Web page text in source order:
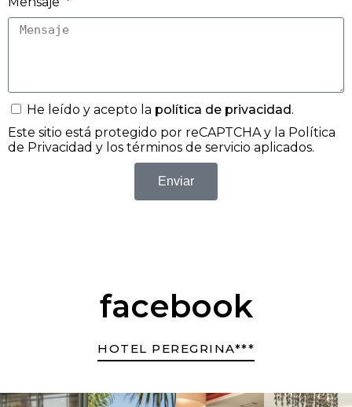
He leído y acepto la política de privacidad.
Este sitio está protegido por reCAPTCHA y la Política
de Privacidad y los términos de servicio aplicados.
Enviar
facebook
HOTEL PEREGRINA***